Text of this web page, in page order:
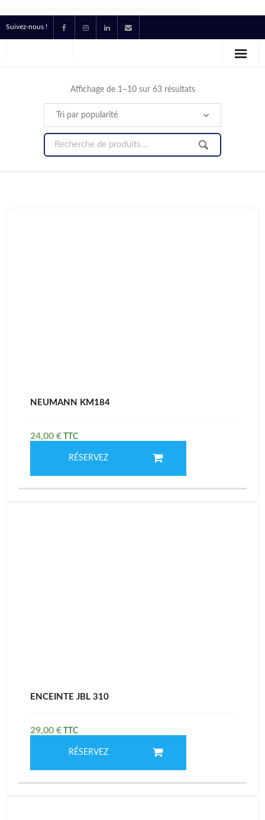
Suivez-nous !
Production
Affichage de 1–10 sur 63 résultats
NEUMANN KM184
24,00 €
RÉSERVEZ
ENCEINTE JBL 310
29,00 €
RÉSERVEZ